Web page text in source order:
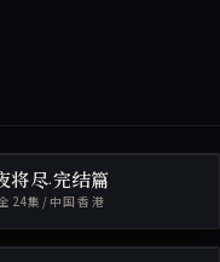
将尽·完结篇
24集/中国香港